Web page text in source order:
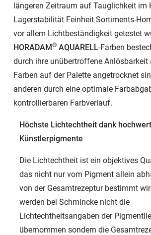
längeren Zeitraum auf Tauglichkeit im
Lagerstabilität Feinheit Sortiments-
vor allem Lichtbeständigkeit getestet
HORADAM® AQUARELL-Farben
durch ihre unübertroffene Anlösbarkeit
Farben auf der Palette angetrocknet
anderen durch eine optimale
kontrollierbaren Farbverlauf.
Höchste Lichtechtheit dank
Künstlerpigmente
Die Lichtechtheit ist ein objektives
das nicht nur vom Pigment allein
von der Gesamtrezeptur bestimmt
werden bei Schmincke nicht die
Lichtechtheitsangaben der
übernommen sondern die